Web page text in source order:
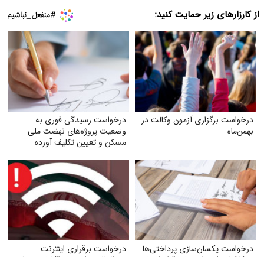
از کارزارهای زیر حمایت کنید:
درخواست برگزاری آزمون وکالت در
بهمن‌ماه
درخواست رسیدگی فوری به
وضعیت پروژه‌های نهضت ملی
مسکن و تعیین تکلیف آورده
درخواست یکسان‌سازی پرداختی‌ها
درخواست برقراری اینترنت